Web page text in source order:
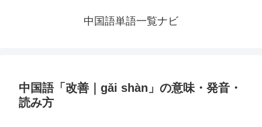
中国語単語一覧ナビ
中国語「改善｜gǎi shàn」の意味・発音・
読み方